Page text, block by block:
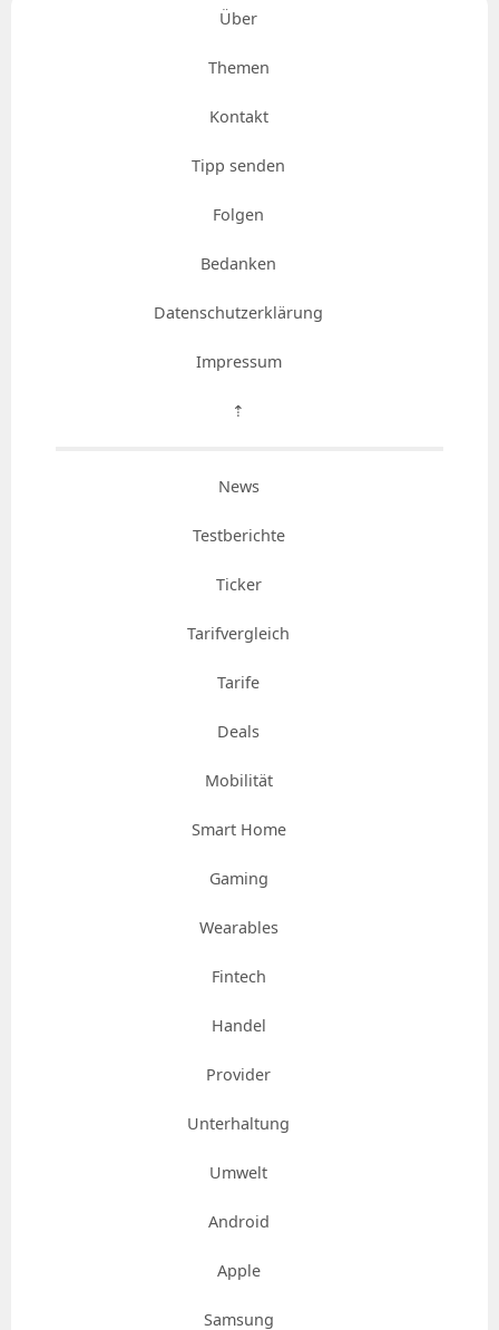
Über
Themen
Kontakt
Tipp senden
Folgen
Bedanken
Datenschutzerklärung
Impressum
⇡
News
Testberichte
Ticker
Tarifvergleich
Tarife
Deals
Mobilität
Smart Home
Gaming
Wearables
Fintech
Handel
Provider
Unterhaltung
Umwelt
Android
Apple
Samsung